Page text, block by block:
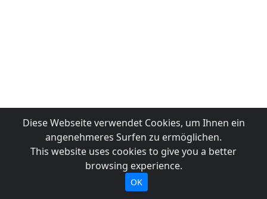
Diese Webseite verwendet Cookies, um Ihnen ein
angenehmeres Surfen zu ermöglichen.
This website uses cookies to give you a better
browsing experience.
OK